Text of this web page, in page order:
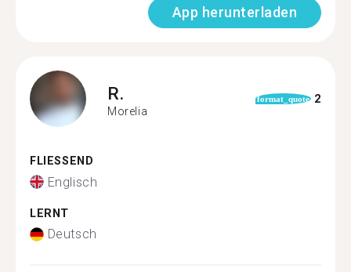
App herunterladen
R.
Morelia
format_quote 2
FLIESSEND
Englisch
LERNT
Deutsch